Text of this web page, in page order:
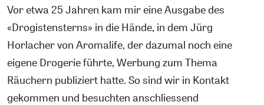
Vor etwa 25 Jahren kam mir eine Ausgabe des
«Drogistensterns» in die Hände, in dem Jürg
Horlacher von Aromalife, der dazumal noch eine
eigene Drogerie führte, Werbung zum Thema
Räuchern publiziert hatte. So sind wir in Kontakt
gekommen und besuchten anschliessend